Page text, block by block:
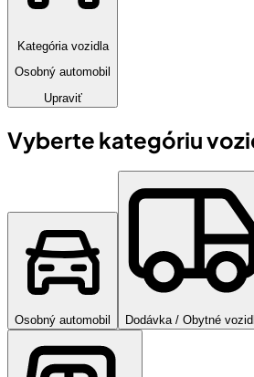
Kategória vozidla
Osobný automobil
Upraviť
Vyberte kategóriu
Osobný automobil Dodávka / Obytné